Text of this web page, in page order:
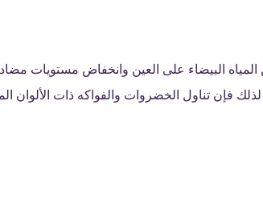
البيضاء على العين وانخفاض مستويات
لذلك فإن تناول الخضروات والفواكه ذات الألوان